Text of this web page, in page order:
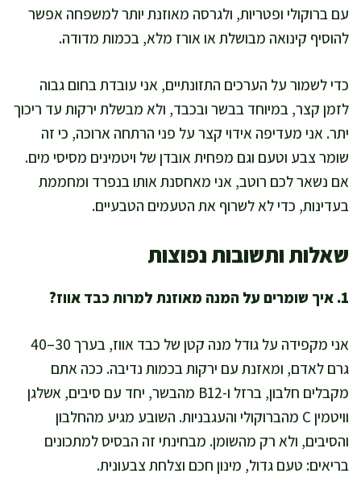
עם ברוקולי ופטריות, ולגרסה מאוזנת יותר למשפחה אפשר
להוסיף קינואה מבושלת או אורז מלא, בכמות מדודה.
כדי לשמור על הערכים התזונתיים, אני עובדת בחום גבוה
לזמן קצר, במיוחד בבשר ובכבד, ולא מבשלת ירקות עד ריכוך
יתר. אני מעדיפה אידוי קצר על פני הרתחה ארוכה, כי זה
שומר צבע וטעם וגם מפחית אובדן של ויטמינים מסיסי מים.
אם נשאר לכם רוטב, אני מאחסנת אותו בנפרד ומחממת
בעדינות, כדי לא לשרוף את הטעמים הטבעיים.
שאלות ותשובות נפוצות
1. איך שומרים על המנה מאוזנת למרות כבד אווז?
אני מקפידה על גודל מנה קטן של כבד אווז, בערך 30–40
גרם לאדם, ומאזנת עם ירקות בכמות נדיבה. ככה אתם
מקבלים חלבון, ברזל ו-B12 מהבשר, יחד עם סיבים, אשלגן
וויטמין C מהברוקולי והעגבניות. השובע מגיע מהחלבון
והסיבים, ולא רק מהשומן. מבחינתי זה הבסיס למתכונים
בריאים: טעם גדול, מינון חכם וצלחת צבעונית.